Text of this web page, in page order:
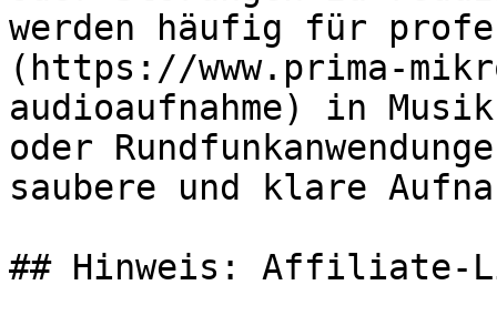
werden häufig für
(https://www.prima-
audioaufnahme) in
oder
saubere und klare
## Hinweis: Affiliate-